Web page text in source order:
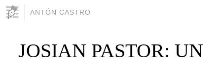
ANTÓN CASTRO
JOSIAN PASTOR: UN